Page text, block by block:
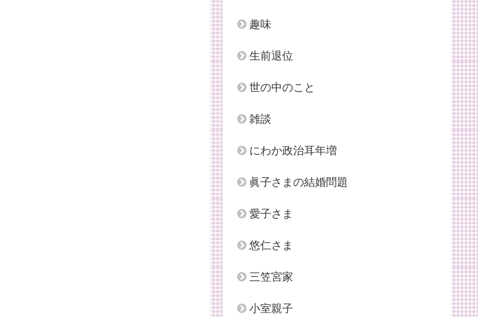
趣味
生前退位
世の中のこと
雑談
にわか政治耳年増
眞子さまの結婚問題
愛子さま
悠仁さま
三笠宮家
小室親子